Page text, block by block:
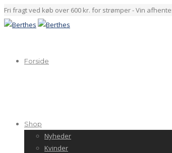
Fri fragt ved køb over 600 kr. for strømper - Vin
Forside
Shop
Nyheder
Kvinder